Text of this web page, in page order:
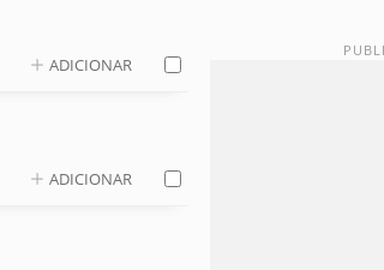
ADICIONAR
ADICIONAR